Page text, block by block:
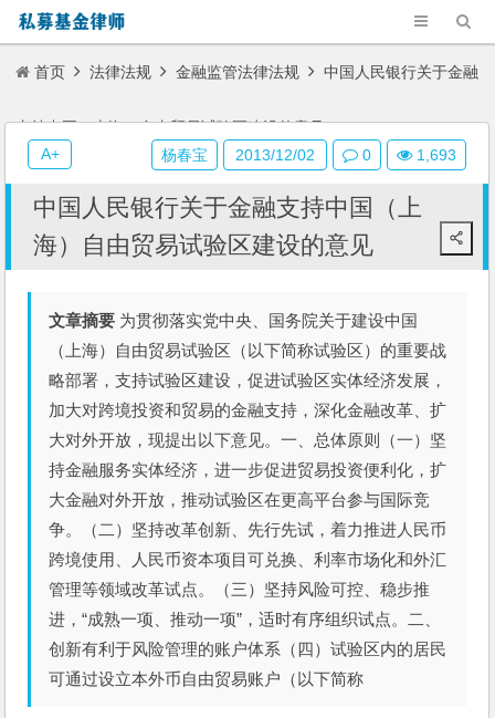
首页 法律法规 金融监管法律法规 中国人民银行关于金融
支持中国（上海）自由贸易试验区建设的意见
中国人民银行关于金融支持中国（上
海）自由贸易试验区建设的意见
文章摘要 为贯彻落实党中央、国务院关于建设中国
（上海）自由贸易试验区（以下简称试验区）的重要战
略部署，支持试验区建设，促进试验区实体经济发展，
加大对跨境投资和贸易的金融支持，深化金融改革、扩
大对外开放，现提出以下意见。一、总体原则（一）坚
持金融服务实体经济，进一步促进贸易投资便利化，扩
大金融对外开放，推动试验区在更高平台参与国际竞
争。（二）坚持改革创新、先行先试，着力推进人民币
跨境使用、人民币资本项目可兑换、利率市场化和外汇
管理等领域改革试点。（三）坚持风险可控、稳步推
进，“成熟一项、推动一项”，适时有序组织试点。二、
创新有利于风险管理的账户体系（四）试验区内的居民
可通过设立本外币自由贸易账户（以下简称
杨春宝 2013/12/02 0 1,693
A+